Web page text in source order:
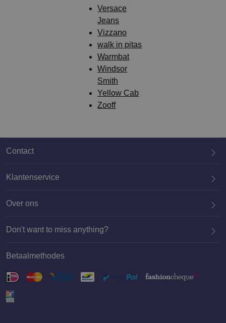
Versace
Jeans
Vizzano
walk in pitas
Warmbat
Windsor
Smith
Yellow Cab
Zooff
Contact
020 659 3444
Klantenservice
Over ons
Don't want to miss anything?
Betaalmethodes